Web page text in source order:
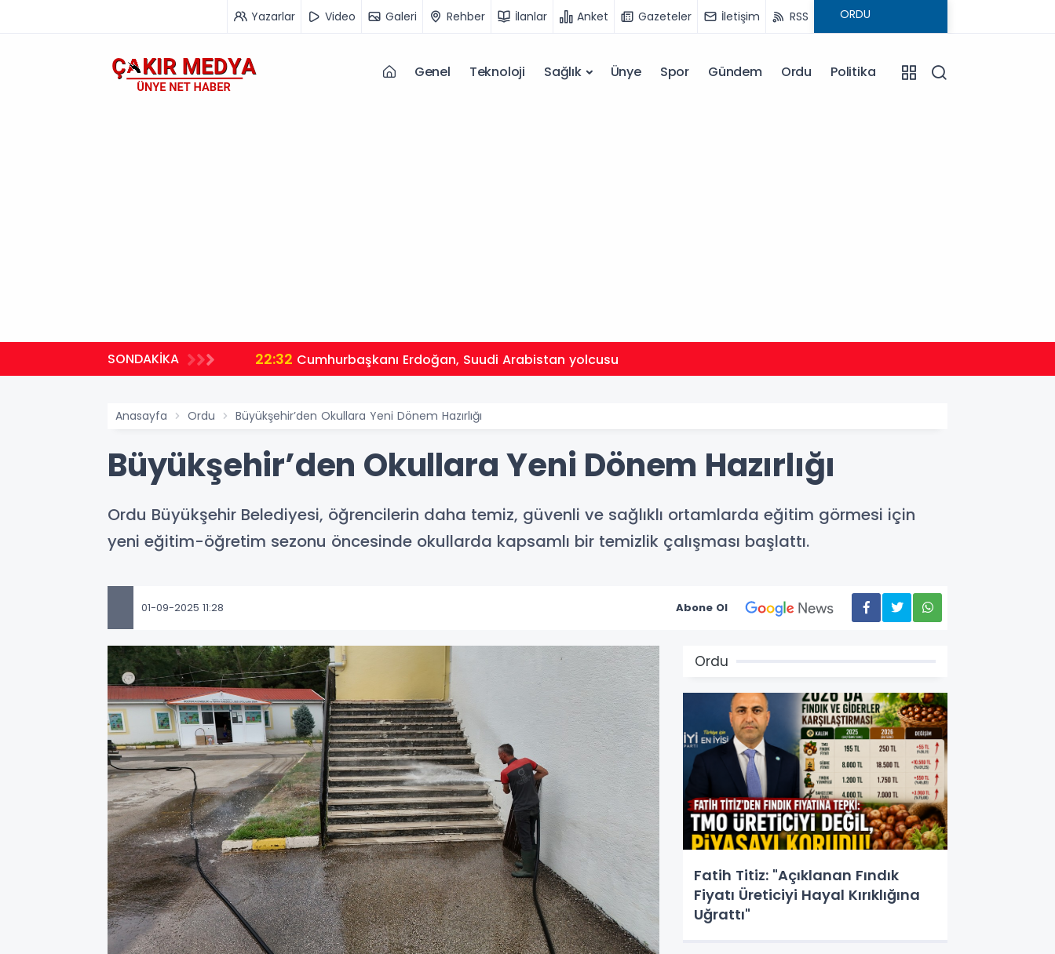
Yazarlar Video Galeri Rehber İlanlar Anket Gazeteler İletişim RSS
Genel Teknoloji Sağlık Ünye Spor Gündem Ordu Politika
SONDAKİKA 22:32 Cumhurbaşkanı Erdoğan, Suudi Arabistan yolcusu
Anasayfa Ordu Büyükşehir’den Okullara Yeni Dönem Hazırlığı
Büyükşehir’den Okullara Yeni Dönem Hazırlığı
Ordu Büyükşehir Belediyesi, öğrencilerin daha temiz, güvenli ve sağlıklı ortamlarda eğitim görmesi için
yeni eğitim-öğretim sezonu öncesinde okullarda kapsamlı bir temizlik çalışması başlattı.
01-09-2025 11:28 Abone Ol
Ordu
Fatih Titiz: "Açıklanan Fındık
Fiyatı Üreticiyi Hayal Kırıklığına
Uğrattı"